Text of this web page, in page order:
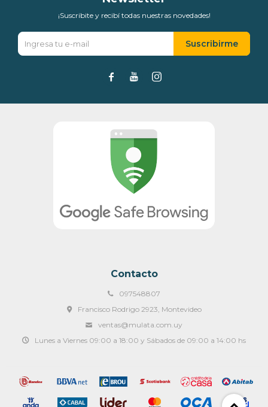
Contacto
097548807
Francisco Rodrigo 2923, Montevideo
ventas@mulata.com.uy
Lunes a Viernes 09:00 a 18:00 y Sábados de 09:00 a 14:00 hs
¡Suscribite y recibí todas nuestras novedades!
Suscribirme
  